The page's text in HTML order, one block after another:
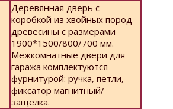
Деревянная дверь с
коробкой из хвойных пород
древесины с размерами
1900*1500/800/700 мм.
Межкомнатные двери для
гаража комплектуются
фурнитурой: ручка, петли,
фиксатор магнитный/
защелка.